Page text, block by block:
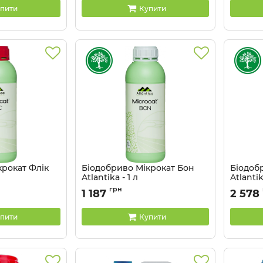
Купити
Флік
Біодобриво Мікрокат Бон
Atlantika - 1 л
Артикул: 320305
1 187 грн
Купити
Артикул:
2 578